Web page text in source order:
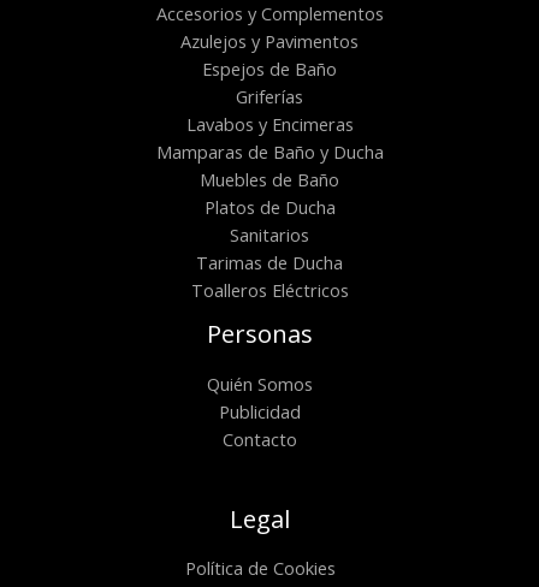
Accesorios y Complementos
Azulejos y Pavimentos
Espejos de Baño
Griferías
Lavabos y Encimeras
Mamparas de Baño y Ducha
Muebles de Baño
Platos de Ducha
Sanitarios
Tarimas de Ducha
Toalleros Eléctricos
Personas
Quién Somos
Publicidad
Contacto
Legal
Política de Cookies